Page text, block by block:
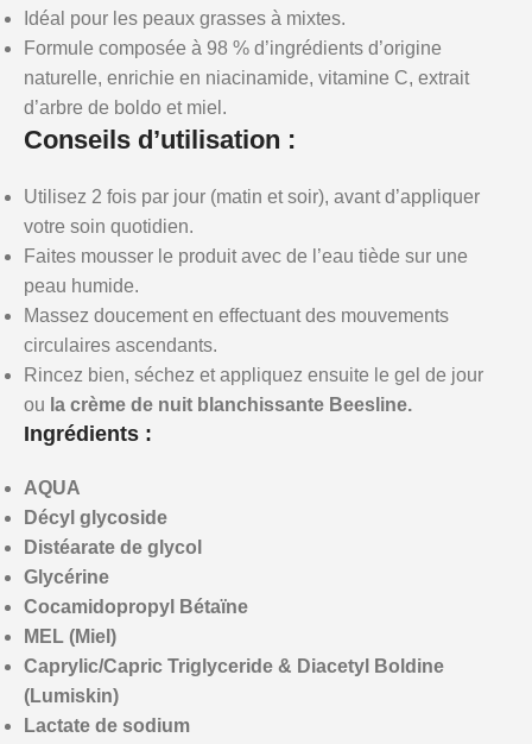
Idéal pour les peaux grasses à mixtes.
Formule composée à 98 % d’ingrédients d’origine
naturelle, enrichie en niacinamide, vitamine C, extrait
d’arbre de boldo et miel.
Conseils d’utilisation :
Utilisez 2 fois par jour (matin et soir), avant d’appliquer
votre soin quotidien.
Faites mousser le produit avec de l’eau tiède sur une
peau humide.
Massez doucement en effectuant des mouvements
circulaires ascendants.
Rincez bien, séchez et appliquez ensuite le gel de jour
ou la crème de nuit blanchissante Beesline.
Ingrédients :
AQUA
Décyl glycoside
Distéarate de glycol
Glycérine
Cocamidopropyl Bétaïne
MEL (Miel)
Caprylic/Capric Triglyceride & Diacetyl Boldine
(Lumiskin)
Lactate de sodium